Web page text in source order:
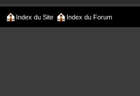
Index du Site Index du Forum